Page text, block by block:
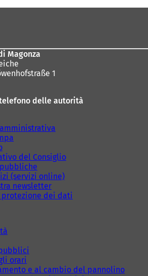
Magonza
1
delle autorità
del Consiglio
(servizi online)
newsletter
dei dati
orari
e al cambio del pannolino